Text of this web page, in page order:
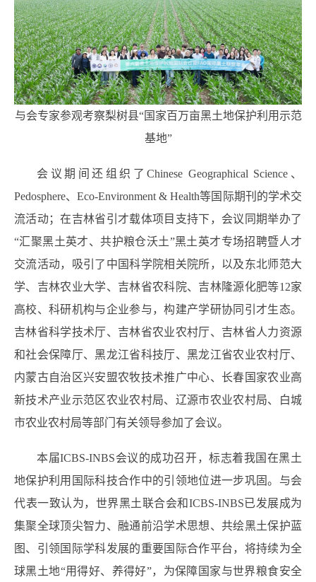
与会专家参观考察梨树县“国家百万亩黑土地保护利用示范
基地”
会议期间还组织了Chinese Geographical Science、
Pedosphere、Eco-Environment & Health等国际期刊的学术交
流活动；在吉林省引才载体项目支持下，会议同期举办了
“汇聚黑土英才、共护粮仓沃土”黑土英才专场招聘暨人才
交流活动，吸引了中国科学院相关院所，以及东北师范大
学、吉林农业大学、吉林省农科院、吉林隆源化肥等12家
高校、科研机构与企业参与，构建产学研协同引才生态。
吉林省科学技术厅、吉林省农业农村厅、吉林省人力资源
和社会保障厅、黑龙江省科技厅、黑龙江省农业农村厅、
内蒙古自治区兴安盟农牧技术推广中心、长春国家农业高
新技术产业示范区农业农村局、辽源市农业农村局、白城
市农业农村局等部门有关领导参加了会议。
本届ICBS-INBS会议的成功召开，标志着我国在黑土
地保护利用国际科技合作中的引领地位进一步巩固。与会
代表一致认为，世界黑土联合会和ICBS-INBS已发展成为
集聚全球顶尖智力、融通前沿学术思想、共绘黑土保护蓝
图、引领国际学科发展的重要国际合作平台，将持续为全
球黑土地“用得好、养得好”，为保障国家与世界粮食安全